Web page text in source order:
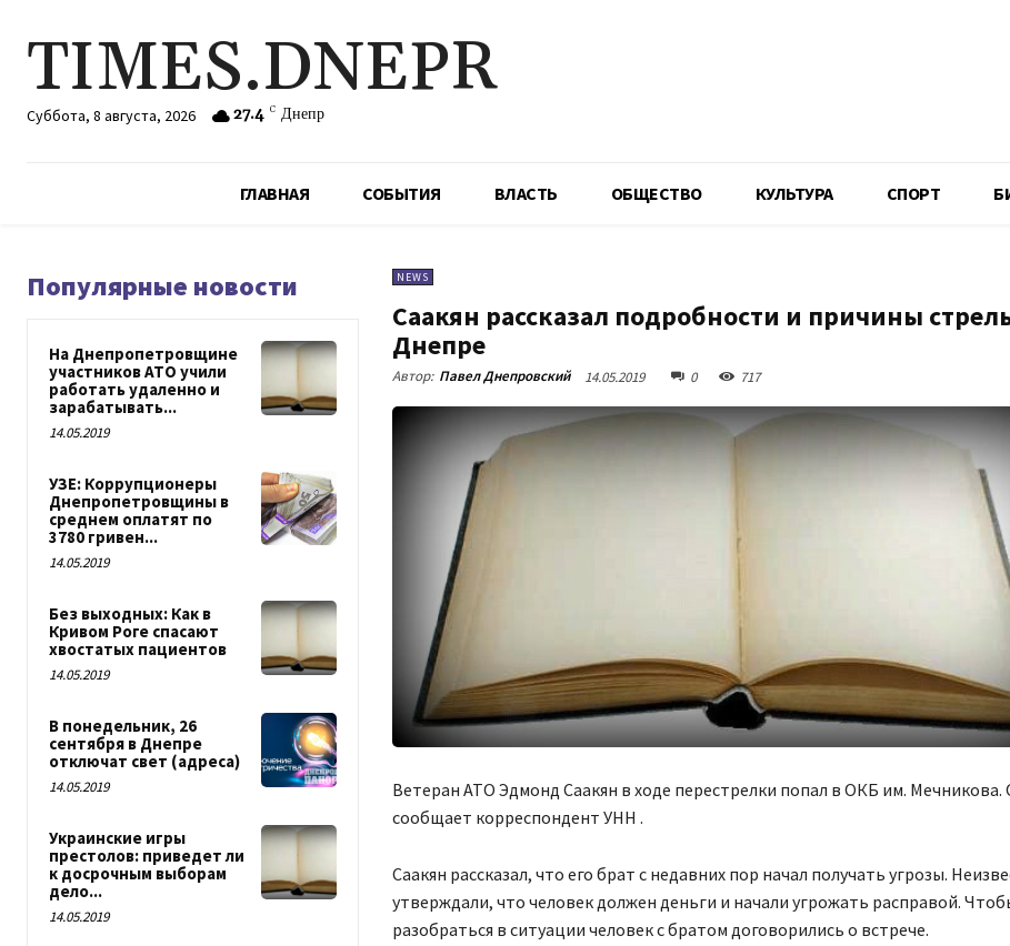
TIMES.DNEPR
Суббота, 8 августа, 2026 27.4 C Днепр
ГЛАВНАЯ СОБЫТИЯ ВЛАСТЬ ОБЩЕСТВО КУЛЬТУРА СПОРТ
Популярные новости
На Днепропетровщине
участников АТО учили
работать удаленно и
зарабатывать...
14.05.2019
УЗЕ: Коррупционеры
Днепропетровщины в
среднем оплатят по
3780 гривен...
14.05.2019
Без выходных: Как в
Кривом Роге спасают
хвостатых пациентов
14.05.2019
В понедельник, 26
сентября в Днепре
отключат свет (адреса)
14.05.2019
Украинские игры
престолов: приведет ли
к досрочным выборам
дело...
14.05.2019
NEWS
Саакян рассказал подробности и причины
Днепре
Автор: Павел Днепровский 14.05.2019 0 717
Ветеран АТО Эдмонд Саакян в ходе перестрелки попал в ОКБ им. Мечникова.
сообщает корреспондент УНН .
Саакян рассказал, что его брат с недавних пор начал получать угрозы.
утверждали, что человек должен деньги и начали угрожать расправой.
разобраться в ситуации человек с братом договорились о встрече.